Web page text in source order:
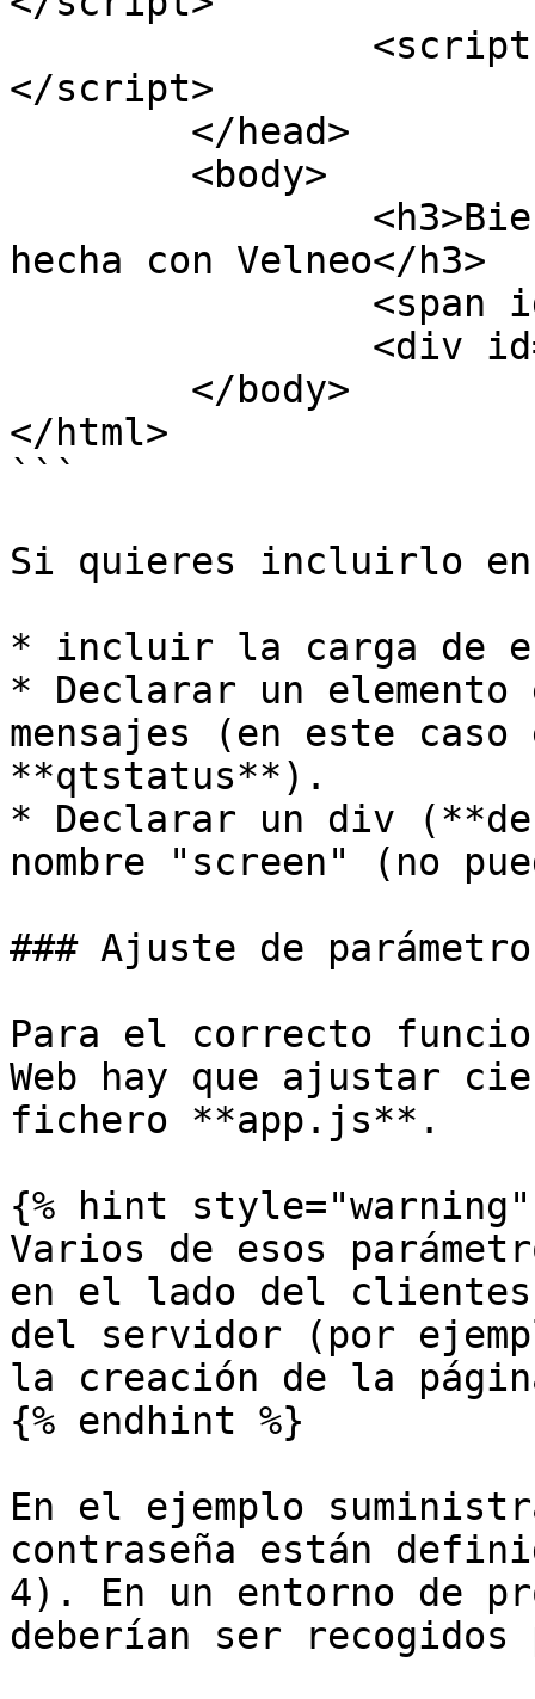
</script>
hecha con Velneo</h3>
</html>
```
Si quieres incluirlo en
* incluir la carga de
* Declarar un
mensajes (en este
**qtstatus**).
* Declarar un div
nombre "screen" (no
### Ajuste de
Para el correcto
Web hay que ajustar
fichero **app.js**.
{% hint style="warning"
Varios de esos
en el lado del
del servidor (por
la creación de la
{% endhint %}
En el ejemplo
contraseña están
4). En un entorno de
deberían ser